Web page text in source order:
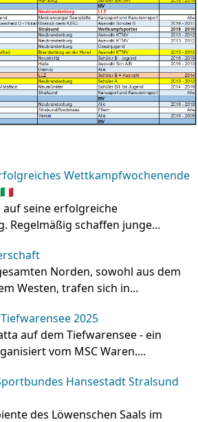
Wettkampfwochenende
seine erfolgreiche
Regelmäßig schaffen junge...
Norden, sowohl aus dem
Westen, trafen sich in...
2025
auf dem Tiefwarensee - ein
vom MSC Waren....
Hansestadt Stralsund
des Löwenschen Saals im